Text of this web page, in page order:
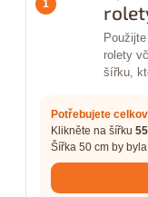
1
rolety
šířku,
Potřebujete
Klikněte na šířku
Šířka 50 cm by